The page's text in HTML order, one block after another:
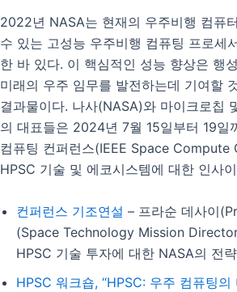
2022년 NASA는 현재의 우주비행 컴퓨
수 있는 고성능 우주비행 컴퓨팅 프로세
한 바 있다. 이 핵심적인 성능 향상은 행
미래의 우주 임무를 발전하는데 기여할
결과물이다. 나사(NASA)와 마이크로칩
의 대표들은 2024년 7월 15일부터 19일
컴퓨팅 컨퍼런스(IEEE Space
HPSC 기술 및 에코시스템에 대한 인사
컨퍼런스 기조연설 – 프라순 데사이
(Space Technology Mission
HPSC 기술 투자에 대한 NASA의 전
HPSC 워크숍, “HPSC: 우주 컴퓨팅의